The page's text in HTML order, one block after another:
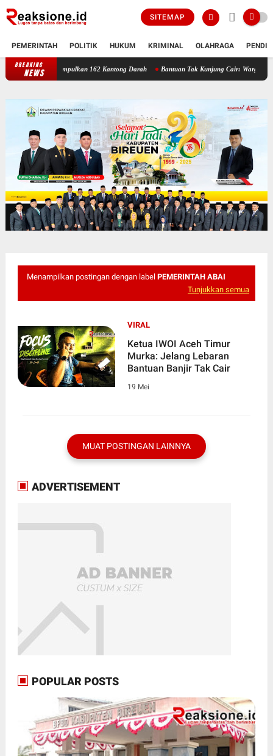
SITEMAP
PEMERINTAH POLITIK HUKUM KRIMINAL OLAHRAGA
BREAKING
NEWS
Berhasil Kumpulkan 162 Kantong Darah Bantuan Tak Kunjung Cair: Warga Kuala
Menampilkan postingan dengan label PEMERINTAH ABAI
Tunjukkan semua
VIRAL
Ketua IWOI Aceh Timur
Murka: Jelang Lebaran
Bantuan Banjir Tak Cair
19 Mei
MUAT POSTINGAN LAINNYA
ADVERTISEMENT
POPULAR POSTS